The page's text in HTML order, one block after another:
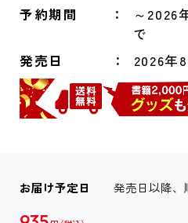
予約期間
～2026
で
発売日
2026年
お届け予定日 発売日以降、